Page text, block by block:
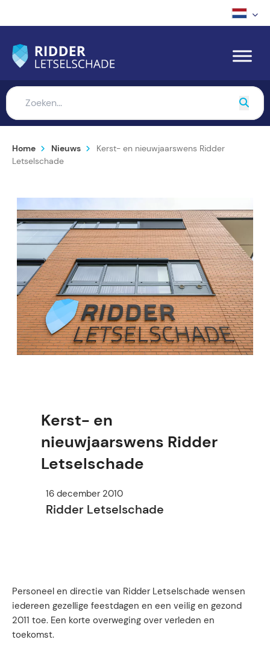
Home Nieuws
Kerst- en nieuwjaarswens Ridder
Letselschade
Kerst- en
nieuwjaarswens Ridder
Letselschade
16 december 2010
Ridder Letselschade
Personeel en directie van Ridder Letselschade wensen
iedereen gezellige feestdagen en een veilig en gezond
2011 toe. Een korte overweging over verleden en
toekomst.